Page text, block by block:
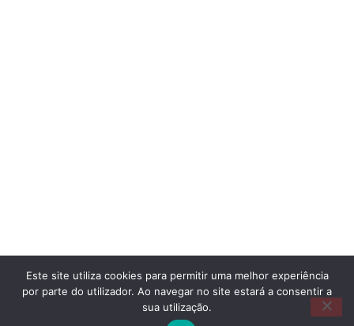
Este site utiliza cookies para permitir uma melhor experiência
por parte do utilizador. Ao navegar no site estará a consentir a
sua utilização.